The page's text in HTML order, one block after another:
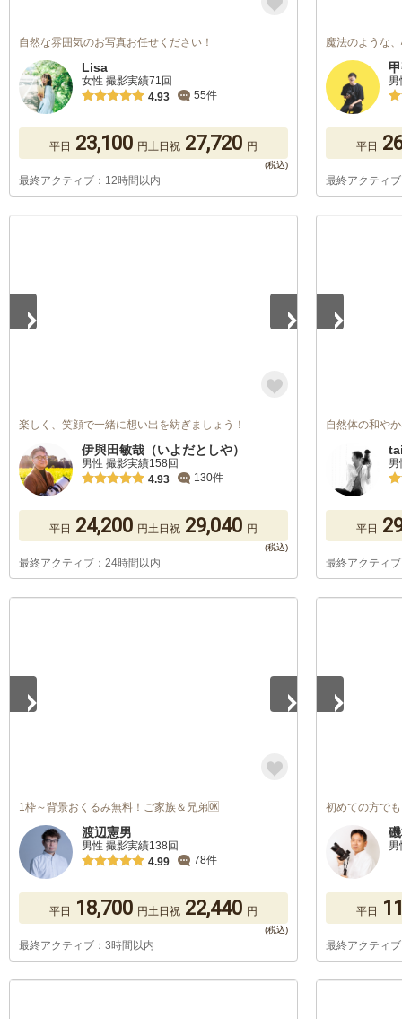
自然な雰囲気のお写真お任せください！
Lisa
女性 撮影実績71回
4.93
55件
平日 23,100 円土日祝 27,720 円
最終アクティブ：12時間以内
魔法のような
平日
最終アクティ
楽しく、笑顔で一緒に想い出を紡ぎましょう！
伊與田敏哉（いよだとしや）
男性 撮影実績158回
4.93
130件
平日 24,200 円土日祝 29,040 円
最終アクティブ：24時間以内
自然体の和や
平日
最終アクティ
1枠～背景おくるみ無料！ご家族＆兄弟🆗
渡辺憲男
男性 撮影実績138回
4.99
78件
平日 18,700 円土日祝 22,440 円
最終アクティブ：3時間以内
初めての方で
男
平日
最終アクティ